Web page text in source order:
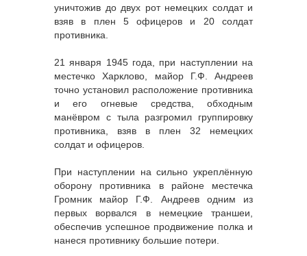
уничтожив до двух рот немецких солдат и
взяв в плен 5 офицеров и 20 солдат
противника.
21 января 1945 года, при наступлении на
местечко Харклово, майор Г.Ф. Андреев
точно установил расположение противника
и его огневые средства, обходным
манёвром с тыла разгромил группировку
противника, взяв в плен 32 немецких
солдат и офицеров.
При наступлении на сильно укреплённую
оборону противника в районе местечка
Громник майор Г.Ф. Андреев одним из
первых ворвался в немецкие траншеи,
обеспечив успешное продвижение полка и
нанеся противнику большие потери.